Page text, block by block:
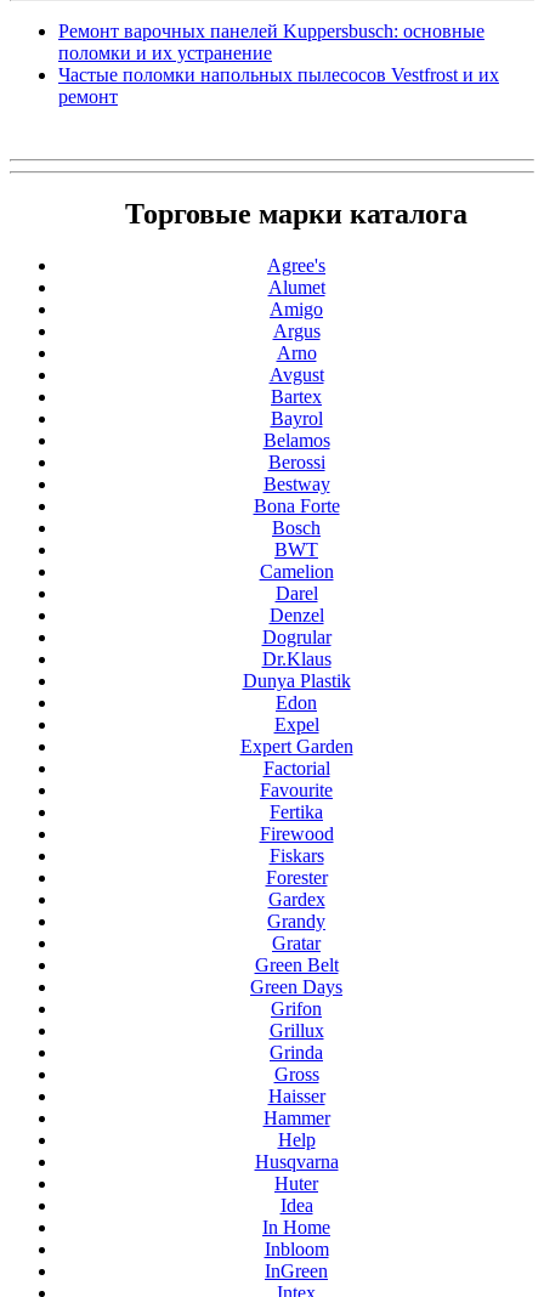
Ремонт варочных панелей Kuppersbusch: основные
поломки и их устранение
Частые поломки напольных пылесосов Vestfrost и их
ремонт
Торговые марки каталога
Agree's
Alumet
Amigo
Argus
Arno
Avgust
Bartex
Bayrol
Belamos
Berossi
Bestway
Bona Forte
Bosch
BWT
Camelion
Darel
Denzel
Dogrular
Dr.Klaus
Dunya Plastik
Edon
Expel
Expert Garden
Factorial
Favourite
Fertika
Firewood
Fiskars
Forester
Gardex
Grandy
Gratar
Green Belt
Green Days
Grifon
Grillux
Grinda
Gross
Haisser
Hammer
Help
Husqvarna
Huter
Idea
In Home
Inbloom
InGreen
Intex